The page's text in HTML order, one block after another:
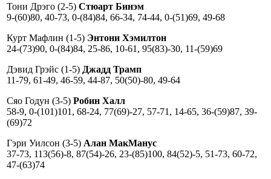
Тони Дрэго (2-5) Стюарт Бинэм
9-(60)80, 40-73, 0-(84)84, 66-34, 74-44, 0-(51)69, 49-68
Курт Мафлин (1-5) Энтони Хэмилтон
24-(73)90, 0-(84)84, 25-86, 10-61, 95(83)-30, 11-(59)69
Дэвид Грэйс (1-5) Джадд Трамп
11-79, 61-49, 46-59, 44-87, 50(50)-80, 49-64
Сяо Годун (3-5) Робин Халл
58-9, 0-(101)101, 68-24, 77(69)-27, 57-71, 14-65, 36-(59)87, 39-
(69)72
Гэри Уилсон (3-5) Алан МакМанус
37-73, 113(56)-8, 87(54)-26, 23-(85)100, 84(52)-5, 51-73, 60-72,
47-(63)74